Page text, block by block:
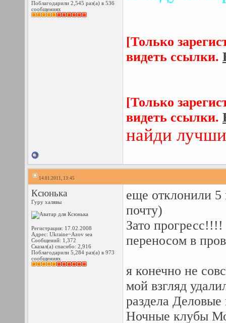
Поблагодарили 2,545 раз(а) в 536
сообщениях
[Только
видеть ссылки.
[Только
видеть ссылки.
найди
14.01.2011, 13:45
Ксюнька
Гуру халявы
Регистрация: 17.02.2008
Адрес: Ukraine~Azov sea
Сообщений: 1,372
Сказал(а) спасибо: 2,916
Поблагодарили 5,284 раз(а) в 973
сообщениях
еще отклонили 5
почту)
Зато
переносом в
я конечно не
мой взгляд
раздела
Ночные клубы